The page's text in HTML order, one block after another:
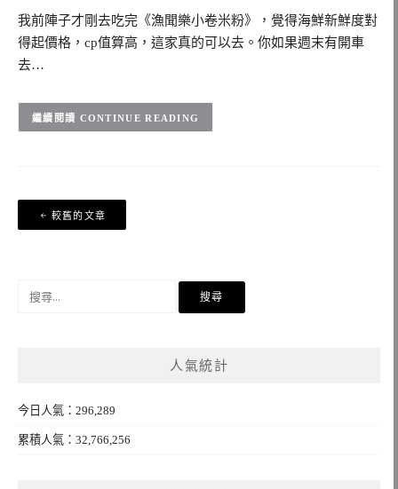
我前陣子才剛去吃完《漁聞樂小卷米粉》，覺得海鮮新鮮度對
得起價格，cp值算高，這家真的可以去。你如果週末有開車
去…
CONTINUE READING
文
章
覽
較舊的文章
人氣統計
今日人氣：296,289
累積人氣：32,766,256